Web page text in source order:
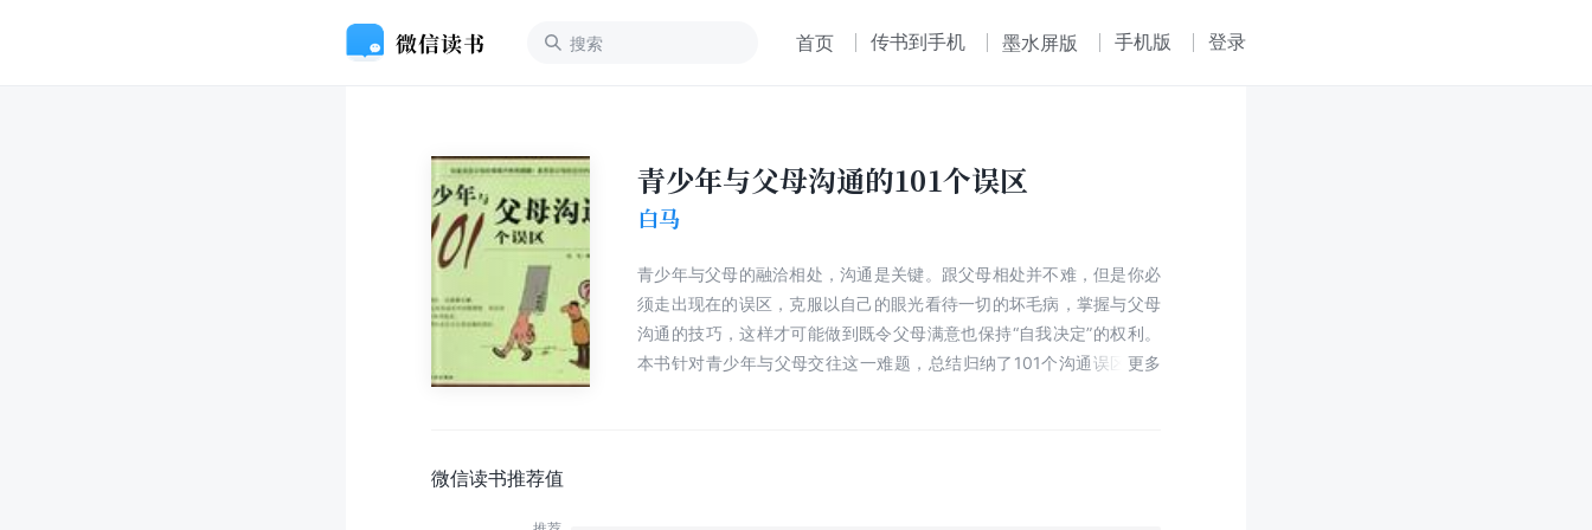
首页 传书到手机 墨水屏版 手机版 登录
青少年与父母沟通的101个误区
白马
青少年与父母的融洽相处，沟通是关键。跟父母相处并不难，但是你必
须走出现在的误区，克服以自己的眼光看待一切的坏毛病，掌握与父母
沟通的技巧，这样才可能做到既令父母满意也保持“自我决定”的权利。
本书针对青少年与父母交往这一难题，总结归纳了101个沟通误区并提
微信读书推荐值